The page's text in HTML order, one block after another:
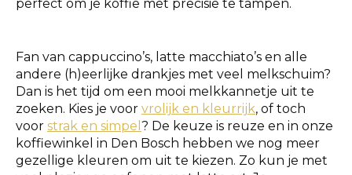
perfect om je koffie met precisie te tampen.
Fan van cappuccino’s, latte macchiato’s en alle
andere (h)eerlijke drankjes met veel melkschuim?
Dan is het tijd om een mooi melkkannetje uit te
zoeken. Kies je voor vrolijk en kleurrijk, of toch
voor strak en simpel ? De keuze is reuze en in onze
koffiewinkel in Den Bosch hebben we nog meer
gezellige kleuren om uit te kiezen. Zo kun je met